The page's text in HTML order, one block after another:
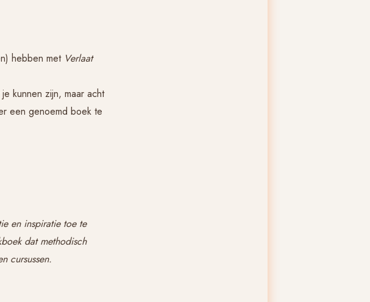
hebben met Verlaat
kunnen zijn, maar acht
een genoemd boek te
en inspiratie toe te
dat methodisch
cursussen.